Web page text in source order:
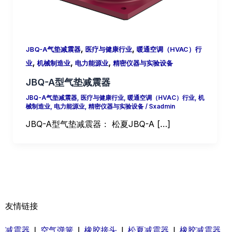
JBQ-A气垫减震器, 医疗与健康行业, 暖通空调（HVAC）行
业, 机械制造业, 电力能源业, 精密仪器与实验设备
JBQ-A型气垫减震器
JBQ-A气垫减震器, 医疗与健康行业, 暖通空调（HVAC）行业, 机
械制造业, 电力能源业, 精密仪器与实验设备/ Sxadmin
JBQ-A型气垫减震器： 松夏JBQ-A […]
友情链接